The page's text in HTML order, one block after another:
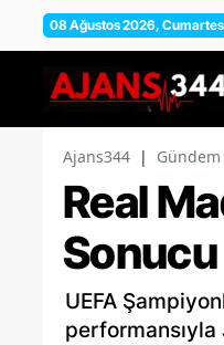
08 Ağustos 2026,
Ajans344 | Gündem
Real
UEFA
performansıyla